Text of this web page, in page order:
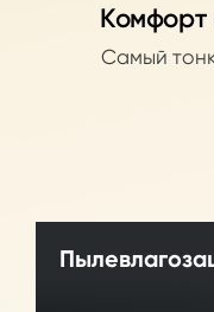
Комфорт
Самый